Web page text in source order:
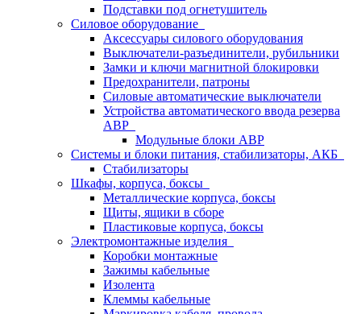
Подставки под огнетушитель
Силовое оборудование
Аксессуары силового оборудования
Выключатели-разъединители, рубильники
Замки и ключи магнитной блокировки
Предохранители, патроны
Силовые автоматические выключатели
Устройства автоматического ввода резерва
АВР
Модульные блоки АВР
Системы и блоки питания, стабилизаторы, АКБ
Стабилизаторы
Шкафы, корпуса, боксы
Металлические корпуса, боксы
Щиты, ящики в сборе
Пластиковые корпуса, боксы
Электромонтажные изделия
Коробки монтажные
Зажимы кабельные
Изолента
Клеммы кабельные